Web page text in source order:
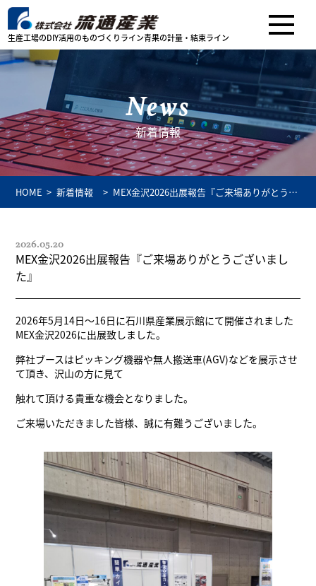
生産工場のDIY活用のものづくりライン青果の計量・結束ライン
新着情報
News
HOME 新着情報
MEX金沢2026出展報告『ご来場ありがとうご
ざいました』
2026.05.20
MEX金沢2026出展報告『ご来場ありがとうございまし
た』
2026年5月14日～16日に石川県産業展示館にて開催されました
MEX金沢2026に出展致しました。
弊社ブースはピッキング機器や無人搬送車(AGV)などを展示させ
て頂き、沢山の方に見て
触れて頂ける貴重な機会となりました。
ご来場いただきました皆様、誠に有難うございました。